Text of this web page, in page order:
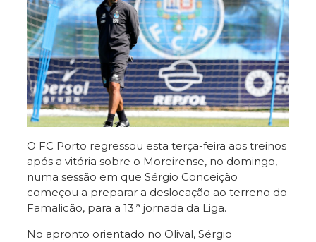
O FC Porto regressou esta terça-feira aos treinos
após a vitória sobre o Moreirense, no domingo,
numa sessão em que Sérgio Conceição
começou a preparar a deslocação ao terreno do
Famalicão, para a 13.ª jornada da Liga.
No apronto orientado no Olival, Sérgio